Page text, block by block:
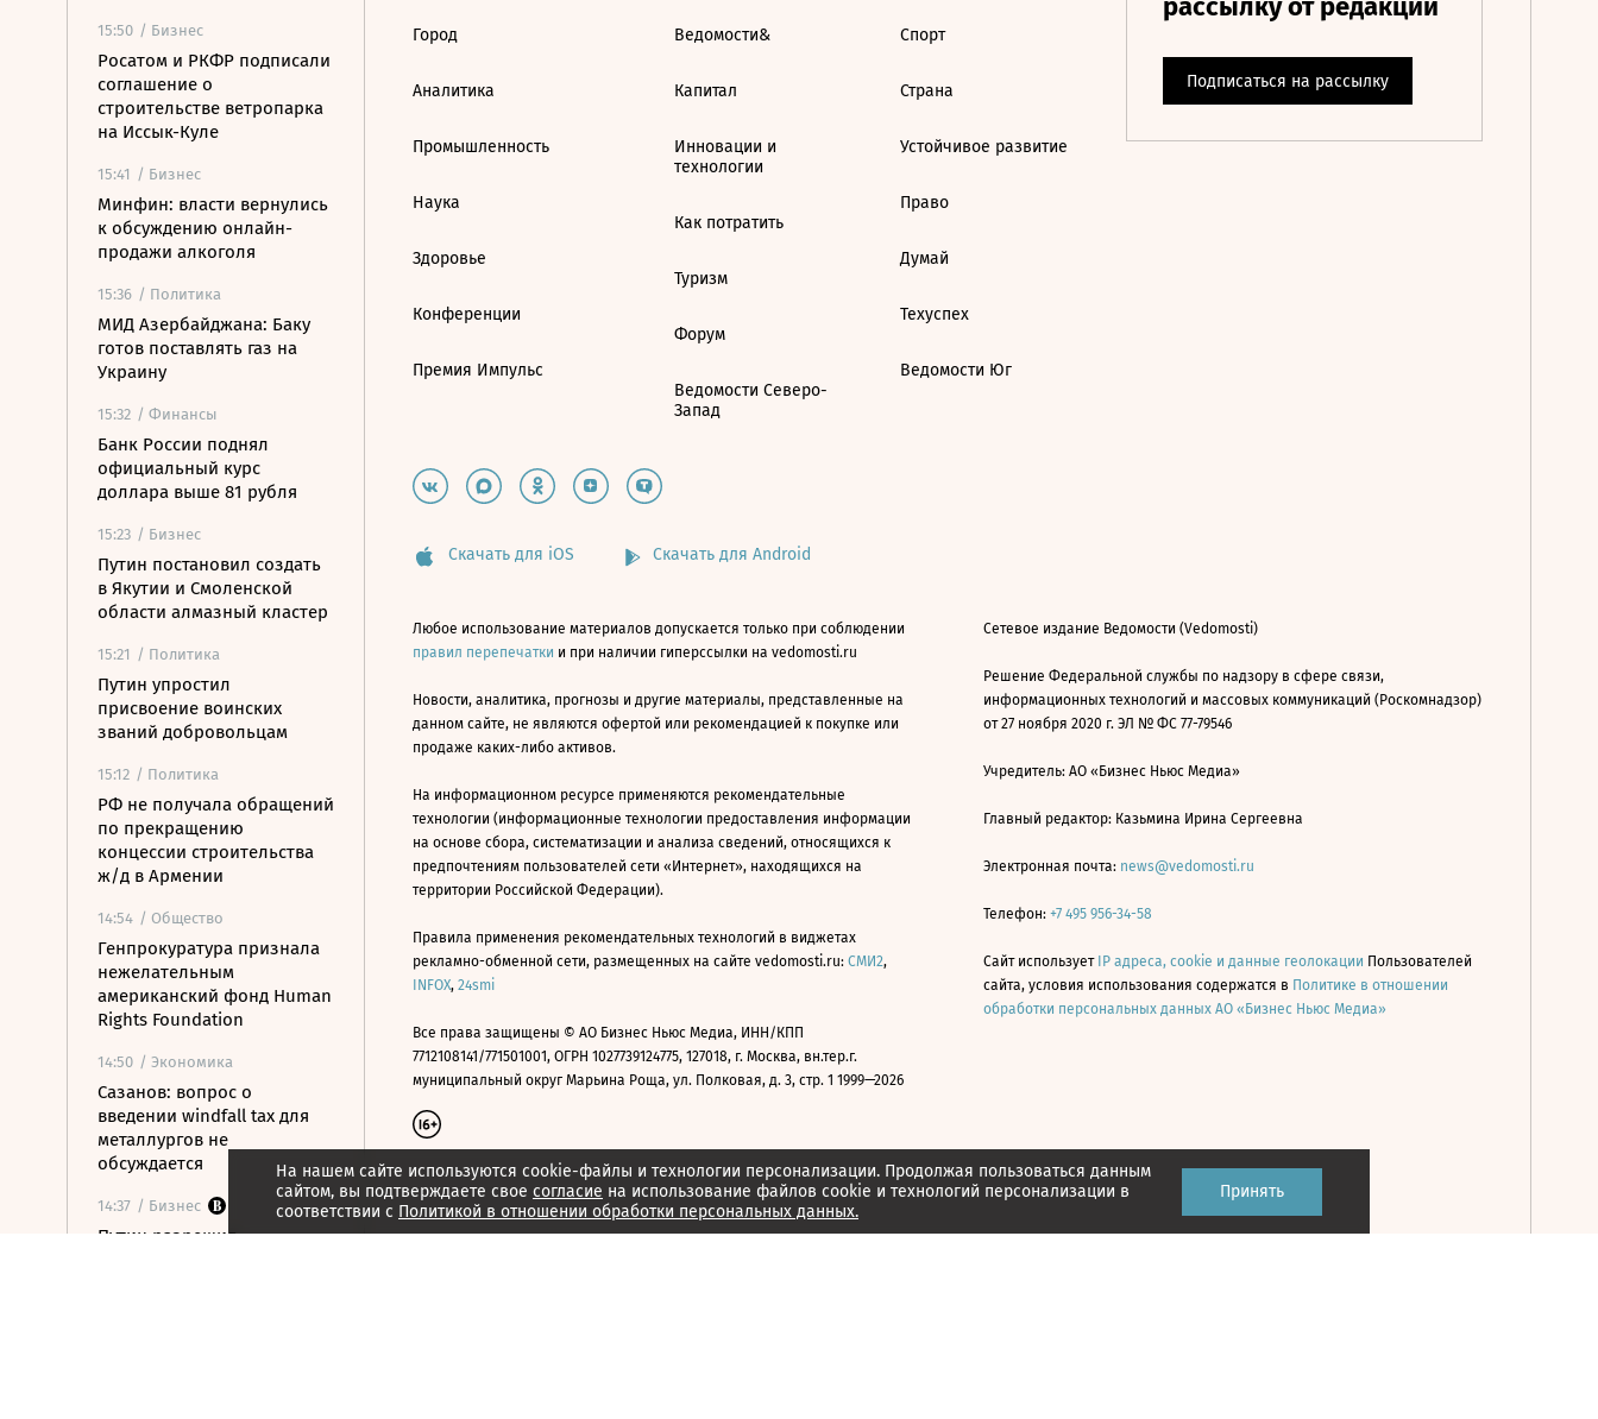
15:50 / Бизнес
Росатом и РКФР подписали
соглашение о
строительстве ветропарка
на Иссык-Куле
15:41 / Бизнес
Минфин: власти вернулись
к обсуждению онлайн-
продажи алкоголя
15:36 / Политика
МИД Азербайджана: Баку
готов поставлять газ на
Украину
15:32 / Финансы
Банк России поднял
официальный курс
доллара выше 81 рубля
15:23 / Бизнес
Путин постановил создать
в Якутии и Смоленской
области алмазный кластер
15:21 / Политика
Путин упростил
присвоение воинских
званий добровольцам
15:12 / Политика
РФ не получала обращений
по прекращению
концессии строительства
ж/д в Армении
14:54 / Общество
Генпрокуратура признала
нежелательным
американский фонд Human
Rights Foundation
14:50 / Экономика
Сазанов: вопрос о
введении windfall tax для
металлургов не
обсуждается
14:37 / Бизнес
Путин разрешил
На нашем сайте используются cookie-файлы и технологии персонализации. Продолжая пользоваться данным
сайтом, вы подтверждаете свое согласие на использование файлов cookie и технологий персонализации в
соответствии с Политикой в отношении обработки персональных данных.
Принять
Город
Аналитика
Промышленность
Наука
Здоровье
Конференции
Премия Импульс
Ведомости&
Капитал
Инновации и
технологии
Как потратить
Туризм
Форум
Ведомости Северо-
Запад
Спорт
Страна
Устойчивое развитие
Право
Думай
Техуспех
Ведомости Юг
Скачать для iOS Скачать для Android
Любое использование материалов допускается только при соблюдении
правил перепечатки и при наличии гиперссылки на vedomosti.ru
Новости, аналитика, прогнозы и другие материалы, представленные на
данном сайте, не являются офертой или рекомендацией к покупке или
продаже каких-либо активов.
На информационном ресурсе применяются рекомендательные
технологии (информационные технологии предоставления информации
на основе сбора, систематизации и анализа сведений, относящихся к
предпочтениям пользователей сети «Интернет», находящихся на
территории Российской Федерации).
Правила применения рекомендательных технологий в виджетах
рекламно-обменной сети, размещенных на сайте vedomosti.ru: СМИ2,
INFOX, 24smi
Все права защищены © АО Бизнес Ньюс Медиа, ИНН/КПП
7712108141/771501001, ОГРН 1027739124775, 127018, г. Москва, вн.тер.г.
муниципальный округ Марьина Роща, ул. Полковая, д. 3, стр. 1 1999—2026
Сетевое издание Ведомости (Vedomosti)
Решение Федеральной службы по надзору в сфере связи,
информационных технологий и массовых коммуникаций (Роскомнадзор)
от 27 ноября 2020 г. ЭЛ № ФС 77-79546
Учредитель: АО «Бизнес Ньюс Медиа»
Главный редактор: Казьмина Ирина Сергеевна
Электронная почта: news@vedomosti.ru
Телефон: +7 495 956-34-58
Сайт использует IP адреса, cookie и данные геолокации Пользователей
сайта, условия использования содержатся в Политике в отношении
обработки персональных данных АО «Бизнес Ньюс Медиа»